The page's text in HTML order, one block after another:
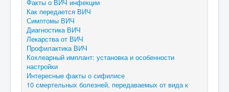
Факты о ВИЧ инфекции
Как передается ВИЧ
Симптомы ВИЧ
Диагностика ВИЧ
Лекарства от ВИЧ
Профилактика ВИЧ
Кохлеарный имплант: установка и особенности
настройки
Интересные факты о сифилисе
10 смертельных болезней, передаваемых от вида к